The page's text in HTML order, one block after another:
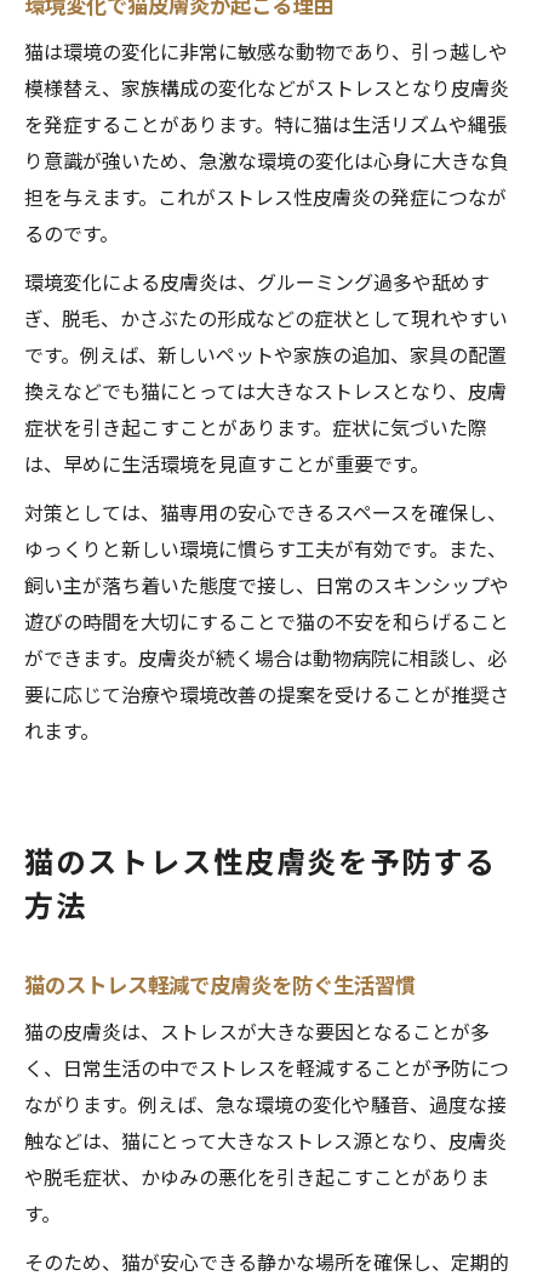
環境変化で猫皮膚炎が起こる理由
猫は環境の変化に非常に敏感な動物であり、引っ越しや
模様替え、家族構成の変化などがストレスとなり皮膚炎
を発症することがあります。特に猫は生活リズムや縄張
り意識が強いため、急激な環境の変化は心身に大きな負
担を与えます。これがストレス性皮膚炎の発症につなが
るのです。
環境変化による皮膚炎は、グルーミング過多や舐めす
ぎ、脱毛、かさぶたの形成などの症状として現れやすい
です。例えば、新しいペットや家族の追加、家具の配置
換えなどでも猫にとっては大きなストレスとなり、皮膚
症状を引き起こすことがあります。症状に気づいた際
は、早めに生活環境を見直すことが重要です。
対策としては、猫専用の安心できるスペースを確保し、
ゆっくりと新しい環境に慣らす工夫が有効です。また、
飼い主が落ち着いた態度で接し、日常のスキンシップや
遊びの時間を大切にすることで猫の不安を和らげること
ができます。皮膚炎が続く場合は動物病院に相談し、必
要に応じて治療や環境改善の提案を受けることが推奨さ
れます。
猫のストレス性皮膚炎を予防する
方法
猫のストレス軽減で皮膚炎を防ぐ生活習慣
猫の皮膚炎は、ストレスが大きな要因となることが多
く、日常生活の中でストレスを軽減することが予防につ
ながります。例えば、急な環境の変化や騒音、過度な接
触などは、猫にとって大きなストレス源となり、皮膚炎
や脱毛症状、かゆみの悪化を引き起こすことがありま
す。
そのため、猫が安心できる静かな場所を確保し、定期的